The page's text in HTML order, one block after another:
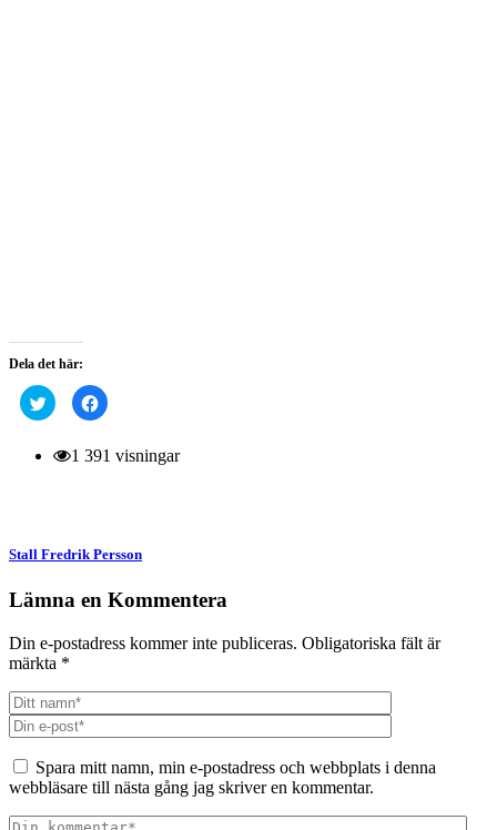
Dela det här:
Klicka
för
på
Twitter
Klicka
för
på
Facebook
1 391 visningar
Stall Fredrik Persson
Lämna en Kommentera
Din e-postadress kommer inte publiceras. Obligatoriska fält är
märkta *
Spara mitt namn, min e-postadress och webbplats i denna
webbläsare till nästa gång jag skriver en kommentar.